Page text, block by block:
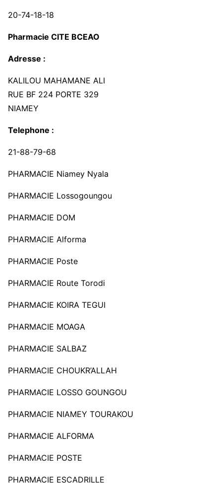
20-74-18-18
Pharmacie CITE BCEAO
Adresse :
KALILOU MAHAMANE ALI
RUE BF 224 PORTE 329
NIAMEY
Telephone :
21-88-79-68
PHARMACIE Niamey Nyala
PHARMACIE Lossogoungou
PHARMACIE DOM
PHARMACIE Alforma
PHARMACIE Poste
PHARMACIE Route Torodi
PHARMACIE KOIRA TEGUI
PHARMACIE MOAGA
PHARMACIE SALBAZ
PHARMACIE CHOUKR’ALLAH
PHARMACIE LOSSO GOUNGOU
PHARMACIE NIAMEY TOURAKOU
PHARMACIE ALFORMA
PHARMACIE POSTE
PHARMACIE ESCADRILLE